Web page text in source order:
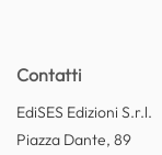
Contatti
EdiSES Edizioni S.r.l.
Piazza Dante, 89